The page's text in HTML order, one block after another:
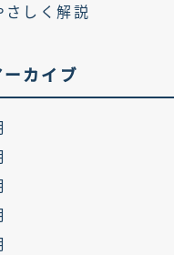
さしく解説
カイブ